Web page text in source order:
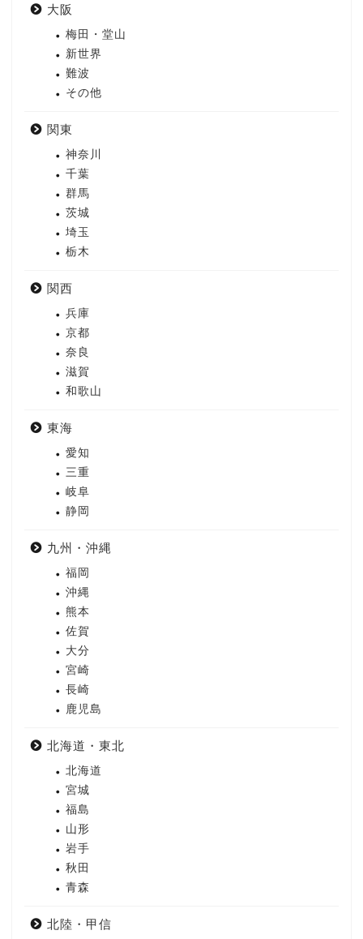
大阪
梅田・堂山
新世界
難波
その他
関東
神奈川
千葉
群馬
茨城
埼玉
栃木
関西
兵庫
京都
奈良
滋賀
和歌山
東海
愛知
三重
岐阜
静岡
九州・沖縄
福岡
沖縄
熊本
佐賀
大分
宮崎
長崎
鹿児島
北海道・東北
北海道
宮城
福島
山形
岩手
秋田
青森
北陸・甲信